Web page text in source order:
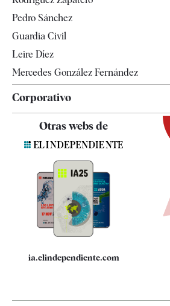
Televisión
Pedro Sánchez
Guardia Civil
Leire Díez
Mercedes González Fernández
Corporativo
Quiénes somos
Especificaciones
Otras webs de
ia.elindependiente.com